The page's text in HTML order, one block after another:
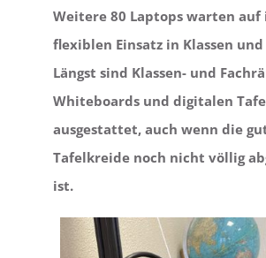
Weitere 80 Laptops warten auf
flexiblen Einsatz in Klassen und
Längst sind Klassen- und
Whiteboards und digitalen
ausgestattet, auch wenn die
Tafelkreide noch nicht völlig
ist.